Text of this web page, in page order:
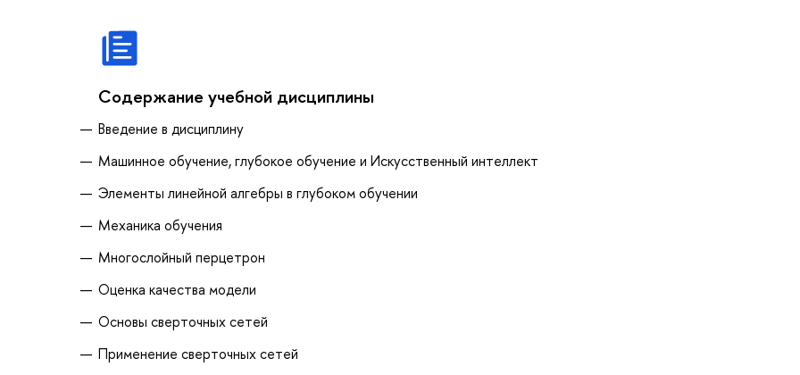
Содержание учебной дисциплины
Введение в дисциплину
Машинное обучение, глубокое обучение и Искусственный интеллект
Элементы линейной алгебры в глубоком обучении
Механика обучения
Многослойный перцетрон
Оценка качества модели
Основы сверточных сетей
Применение сверточных сетей